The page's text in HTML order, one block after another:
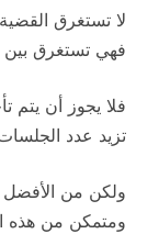
لا تستغرق
فهي تستغرق بين 20 يوم أو 10 أيام في القضايا المستعجلة،
فلا يجوز أن يتم
تزيد عدد
ولكن من الأفضل
ومتمكن من هذه